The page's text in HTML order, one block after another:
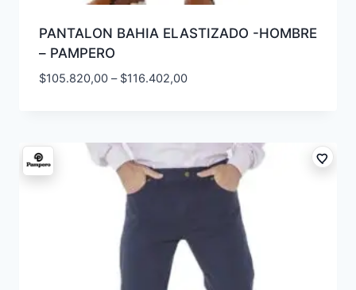
PANTALON BAHIA ELASTIZADO -HOMBRE
– PAMPERO
$105.820,00 – $116.402,00